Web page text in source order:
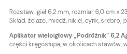
Cena
Rozstaw igieł 6,2 mm, rozmiar 6,0 cm x
Skład: żelazo, miedź, nikiel, cynk,
Aplikator wieloigłowy „Podróżnik” 6,2
części kręgosłupa, w okolicach stawów,